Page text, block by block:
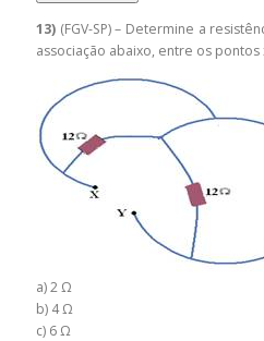
13) (FGV-SP) – Determine a
associação abaixo, entre os pontos
a) 2 Ω
b) 4 Ω
c) 6 Ω